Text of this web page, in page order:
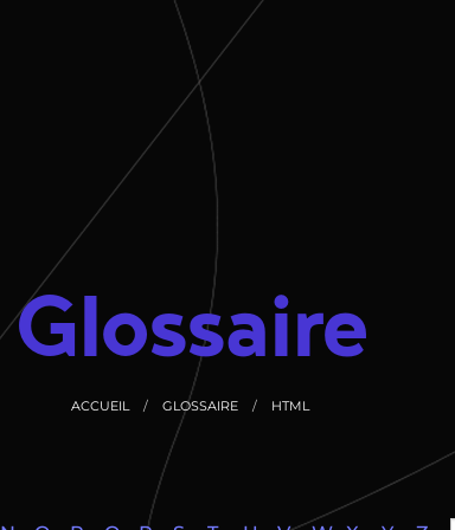
Glossaire
ACCUEIL GLOSSAIRE HTML